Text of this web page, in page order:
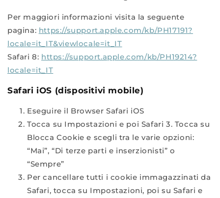
Per maggiori informazioni visita la seguente
pagina: https://support.apple.com/kb/PH17191?
locale=it_IT&viewlocale=it_IT
Safari 8: https://support.apple.com/kb/PH19214?
locale=it_IT
Safari iOS (dispositivi mobile)
Eseguire il Browser Safari iOS
Tocca su Impostazioni e poi Safari 3. Tocca su
Blocca Cookie e scegli tra le varie opzioni:
“Mai”, “Di terze parti e inserzionisti” o
“Sempre”
Per cancellare tutti i cookie immagazzinati da
Safari, tocca su Impostazioni, poi su Safari e